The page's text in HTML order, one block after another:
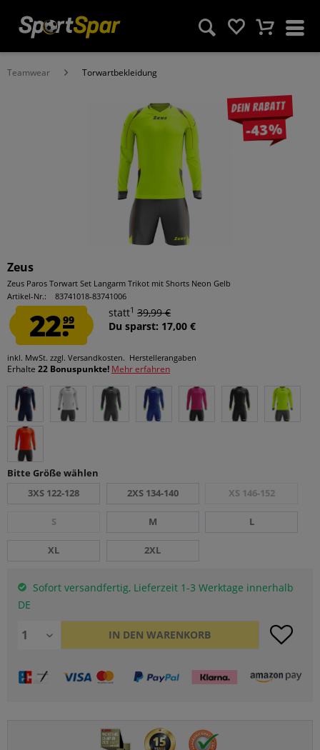
Teamwear Torwartbekleidung
Dein Rabatt
-43%
Zeus
Zeus Paros Torwart Set Langarm Trikot mit Shorts Neon Gelb
Artikel-Nr.:
83741018-83741006
22.99
statt1 39,99 €
Du sparst: 17,00 €
inkl. MwSt. zzgl. Versandkosten. Herstellerangaben
Erhalte 22 Bonuspunkte! Mehr erfahren
Bitte Größe wählen
3XS 122-128
2XS 134-140 XS 146-152
S M L
XL 2XL
Sofort versandfertig, Lieferzeit 1-3 Werktage innerhalb
DE
IN DEN WARENKORB